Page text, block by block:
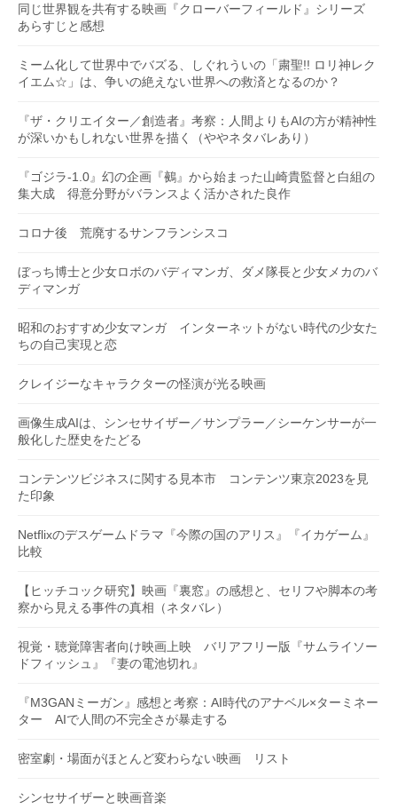
同じ世界観を共有する映画『クローバーフィールド』シリーズ
あらすじと感想
ミーム化して世界中でバズる、しぐれういの「粛聖!! ロリ神レク
イエム☆」は、争いの絶えない世界への救済となるのか？
『ザ・クリエイター／創造者』考察：人間よりもAIの方が精神性
が深いかもしれない世界を描く（ややネタバレあり）
『ゴジラ-1.0』幻の企画『鵺』から始まった山崎貴監督と白組の
集大成 得意分野がバランスよく活かされた良作
コロナ後 荒廃するサンフランシスコ
ぼっち博士と少女ロボのバディマンガ、ダメ隊長と少女メカのバ
ディマンガ
昭和のおすすめ少女マンガ インターネットがない時代の少女た
ちの自己実現と恋
クレイジーなキャラクターの怪演が光る映画
画像生成AIは、シンセサイザー／サンプラー／シーケンサーが一
般化した歴史をたどる
コンテンツビジネスに関する見本市 コンテンツ東京2023を見
た印象
Netflixのデスゲームドラマ『今際の国のアリス』『イカゲーム』
比較
【ヒッチコック研究】映画『裏窓』の感想と、セリフや脚本の考
察から見える事件の真相（ネタバレ）
視覚・聴覚障害者向け映画上映 バリアフリー版『サムライソー
ドフィッシュ』『妻の電池切れ』
『M3GANミーガン』感想と考察：AI時代のアナベル×ターミネー
ター AIで人間の不完全さが暴走する
密室劇・場面がほとんど変わらない映画 リスト
シンセサイザーと映画音楽